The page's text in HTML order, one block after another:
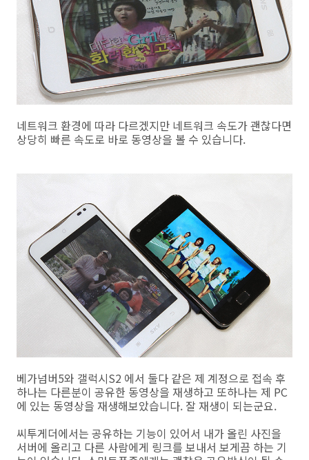
네트워크 환경에 따라 다르겠지만 네트워크 속도가 괜찮다면
상당히 빠른 속도로 바로 동영상을 볼 수 있습니다.
베가넘버5와 갤럭시S2 에서 둘다 같은 제 계정으로 접속 후
하나는 다른분이 공유한 동영상을 재생하고 또하나는 제 PC
에 있는 동영상을 재생해보았습니다. 잘 재생이 되는군요.
씨투게더에서는 공유하는 기능이 있어서 내가 올린 사진을
서버에 올리고 다른 사람에게 링크를 보내서 보게끔 하는 기